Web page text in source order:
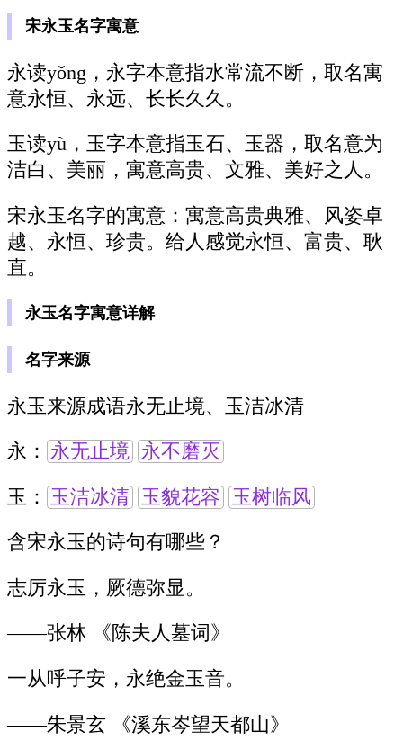
宋永玉名字寓意
永读yǒng，永字本意指水常流不断，取名寓
意永恒、永远、长长久久。
玉读yù，玉字本意指玉石、玉器，取名意为
洁白、美丽，寓意高贵、文雅、美好之人。
宋永玉名字的寓意：寓意高贵典雅、风姿卓
越、永恒、珍贵。给人感觉永恒、富贵、耿
直。
永玉名字寓意详解
名字来源
永玉来源成语永无止境、玉洁冰清
永： 永无止境 永不磨灭
玉： 玉洁冰清 玉貌花容 玉树临风
含宋永玉的诗句有哪些？
志厉永玉，厥德弥显。
——张林 《陈夫人墓词》
一从呼子安，永绝金玉音。
——朱景玄 《溪东岑望天都山》